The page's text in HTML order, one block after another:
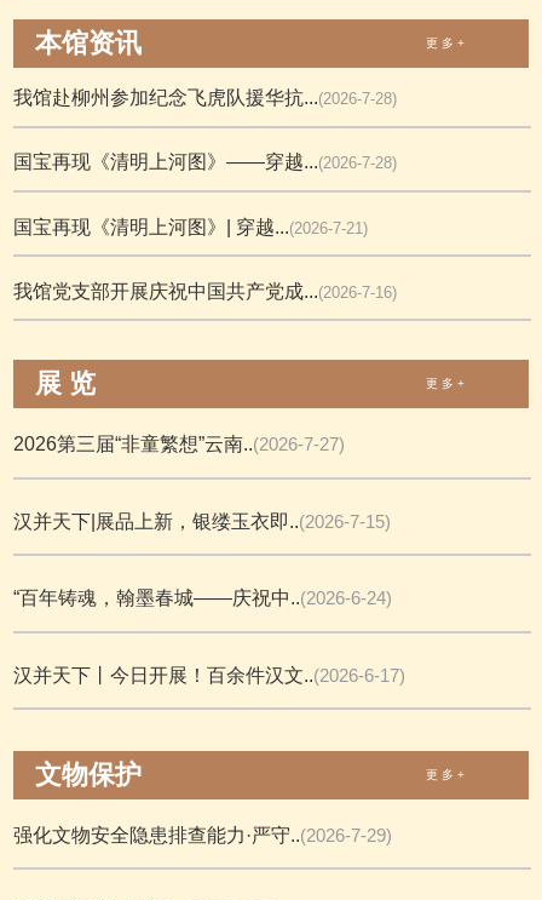
本馆资讯 更 多 +
我馆赴柳州参加纪念飞虎队援华抗...(2026-7-28)
国宝再现《清明上河图》——穿越...(2026-7-28)
国宝再现《清明上河图》| 穿越...(2026-7-21)
我馆党支部开展庆祝中国共产党成...(2026-7-16)
展 览 更 多 +
2026第三届“非童繁想”云南..(2026-7-27)
汉并天下|展品上新，银缕玉衣即..(2026-7-15)
“百年铸魂，翰墨春城——庆祝中..(2026-6-24)
汉并天下丨今日开展！百余件汉文..(2026-6-17)
文物保护 更 多 +
强化文物安全隐患排查能力·严守..(2026-7-29)